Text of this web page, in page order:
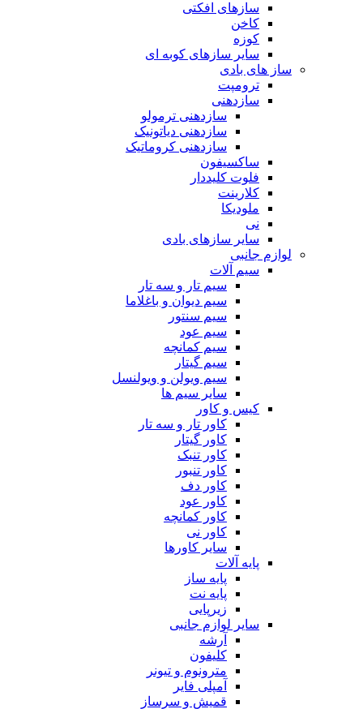
سازهای افکتی
کاخن
کوزه
سایر سازهای کوبه ای
ساز های بادی
ترومپت
سازدهنی
سازدهنی ترمولو
سازدهنی دیاتونیک
سازدهنی کروماتیک
ساکسیفون
فلوت کلیددار
کلارینت
ملودیکا
نی
سایر سازهای بادی
لوازم جانبی
سیم آلات
سیم تار و سه تار
سیم دیوان و باغلاما
سیم سنتور
سیم عود
سیم کمانچه
سیم گیتار
سیم ویولن و ویولنسل
سایر سیم ها
کیس و کاور
کاور تار و سه تار
کاور گیتار
کاور تنبک
کاور تنبور
کاور دف
کاور عود
کاور کمانچه
کاور نی
سایر کاورها
پایه آلات
پایه ساز
پایه نت
زیرپایی
سایر لوازم جانبی
آرشه
کلیفون
مترونوم و تیونر
آمپلی فایر
قمیش و سرساز